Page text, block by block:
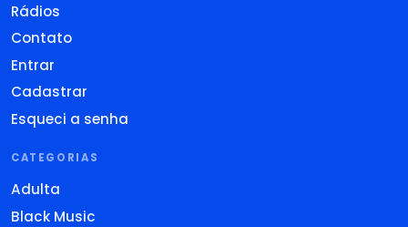
Rádios
Contato
Entrar
Cadastrar
Esqueci a senha
CATEGORIAS
Adulta
Black Music